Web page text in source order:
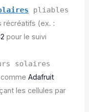
pliables
récréatifs (ex. :
pour le suivi
solaires
commeAdafruit
les cellules par